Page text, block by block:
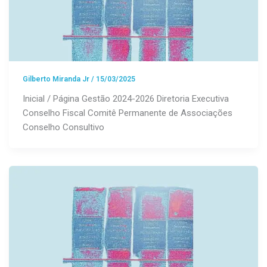
Gilberto Miranda Jr / 15/03/2025
Inicial / Página Gestão 2024-2026 Diretoria Executiva
Conselho Fiscal Comitê Permanente de Associações
Conselho Consultivo